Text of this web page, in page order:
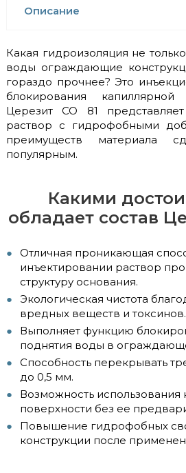
Описание
Какая гидроизоляция не
воды ограждающие
гораздо прочнее? Это
блокирования
Церезит CO 81
раствор с гидрофобными
преимуществ материала
популярным.
Какими
обладает состав
Отличная проникающая
инъектировании раствор
структуру основания.
Экологическая чистота
вредных веществ и токсинов.
Выполняет функцию
поднятия воды в
Способность перекрывать
до 0,5 мм.
Возможность использования
поверхности без ее
Повышение гидрофобных
конструкции после